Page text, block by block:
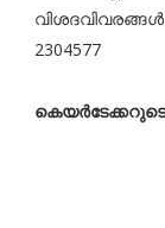
2304577